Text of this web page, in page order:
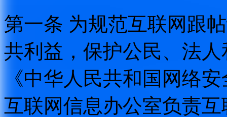
第一条 为规范互联网跟
共利益，保护公民、法
《中华人民共和国网络
互联网信息办公室负责